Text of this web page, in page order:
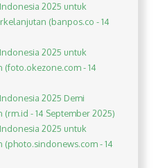
2025 untuk
(banpos.co - 14
2025 untuk
- 14
2025 Demi
- 14 September 2025)
2025 untuk
- 14